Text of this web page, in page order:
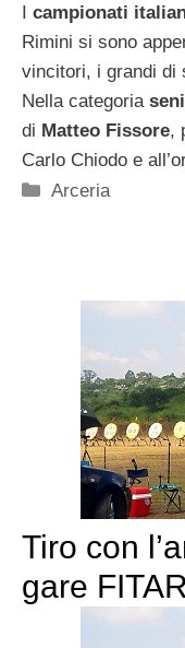
I campionati
Rimini si sono
vincitori, i grandi di
Nella categoria
di Matteo Fissore,
Carlo Chiodo e
Categorie
Arceria
Tiro con
gare